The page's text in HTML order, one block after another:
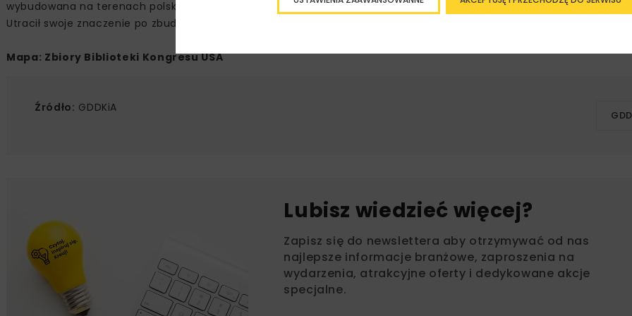
wybudowana na terenach polskich. Istnieje do dnia dzisiejszego. Gościniec ten od ponad 200 lat biegnie prawie tą
Utracił swoje znaczenie po zbudowaniu linii kolejowej tzw. kolei galicyjskiej im. Karola Ludwika, zakończonej w 1861 roku.
Mapa: Zbiory Biblioteki Kongresu USA
Źródło: GDDKiA
Lubisz wiedzieć więcej?
Zapisz się do newslettera aby otrzymywać od nas
najlepsze informacje branżowe, zaproszenia na
wydarzenia, atrakcyjne oferty i dedykowane akcje
specjalne.